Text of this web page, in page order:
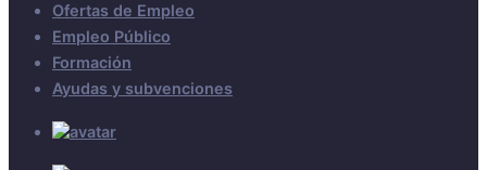
Ofertas de Empleo
Empleo Público
Formación
Ayudas y subvenciones